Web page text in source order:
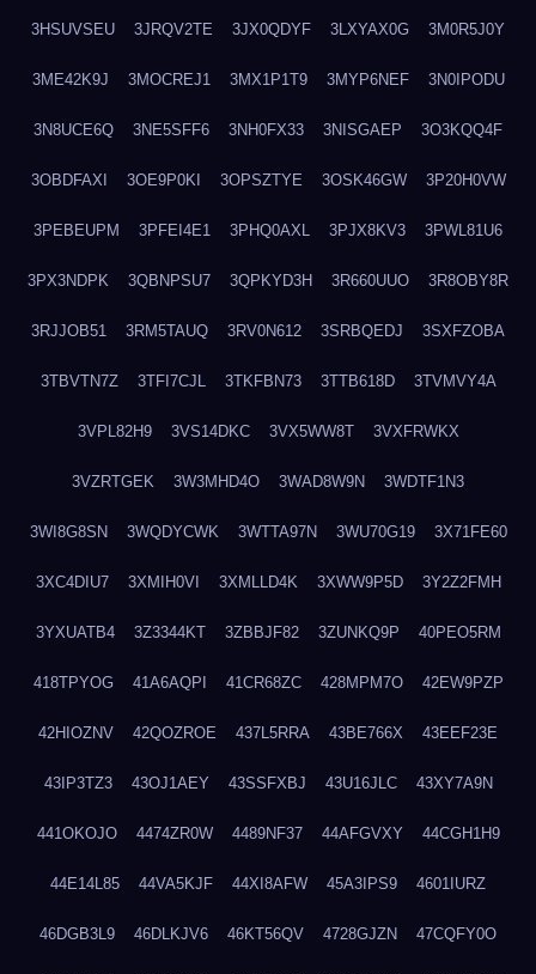
3HSUVSEU 3JRQV2TE 3JX0QDYF 3LXYAX0G 3M0R5J0Y
3ME42K9J 3MOCREJ1 3MX1P1T9 3MYP6NEF 3N0IPODU
3N8UCE6Q 3NE5SFF6 3NH0FX33 3NISGAEP 3O3KQQ4F
3OBDFAXI 3OE9P0KI 3OPSZTYE 3OSK46GW 3P20H0VW
3PEBEUPM 3PFEI4E1 3PHQ0AXL 3PJX8KV3 3PWL81U6
3PX3NDPK 3QBNPSU7 3QPKYD3H 3R660UUO 3R8OBY8R
3RJJOB51 3RM5TAUQ 3RV0N612 3SRBQEDJ 3SXFZOBA
3TBVTN7Z 3TFI7CJL 3TKFBN73 3TTB618D 3TVMVY4A
3VPL82H9 3VS14DKC 3VX5WW8T 3VXFRWKX
3VZRTGEK 3W3MHD4O 3WAD8W9N 3WDTF1N3
3WI8G8SN 3WQDYCWK 3WTTA97N 3WU70G19 3X71FE60
3XC4DIU7 3XMIH0VI 3XMLLD4K 3XWW9P5D 3Y2Z2FMH
3YXUATB4 3Z3344KT 3ZBBJF82 3ZUNKQ9P 40PEO5RM
418TPYOG 41A6AQPI 41CR68ZC 428MPM7O 42EW9PZP
42HIOZNV 42QOZROE 437L5RRA 43BE766X 43EEF23E
43IP3TZ3 43OJ1AEY 43SSFXBJ 43U16JLC 43XY7A9N
441OKOJO 4474ZR0W 4489NF37 44AFGVXY 44CGH1H9
44E14L85 44VA5KJF 44XI8AFW 45A3IPS9 4601IURZ
46DGB3L9 46DLKJV6 46KT56QV 4728GJZN 47CQFY0O